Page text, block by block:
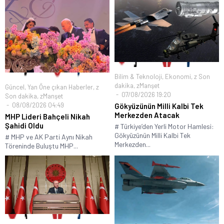
Güncel, Yan Öne çıkan Haberler, z
Son dakika, zManşet
08/08/2026 04:49
MHP Lideri Bahçeli Nikah
Şahidi Oldu
# MHP ve AK Parti Aynı Nikah
Töreninde Buluştu MHP...
Bilim & Teknoloji, Ekonomi, z Son
dakika, zManşet
07/08/2026 19:20
Gökyüzünün Milli Kalbi Tek
Merkezden Atacak
# Türkiye’den Yerli Motor Hamlesi:
Gökyüzünün Milli Kalbi Tek
Merkezden...